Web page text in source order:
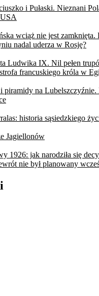
i Pułaski. Nieznani
wciąż nie jest zamknięta.
nadal uderza w Rosję?
Ludwika IX. Nil pełen
francuskiego króla w
piramidy na Lubelszczyźnie.
historia sąsiedzkiego
Jagiellonów
1926: jak narodziła się
nie był planowany